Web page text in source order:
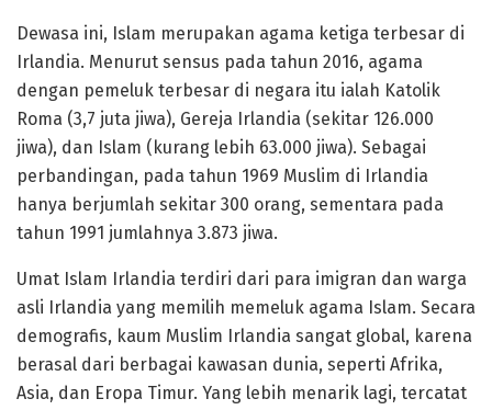
Dewasa ini, Islam merupakan agama ketiga terbesar di
Irlandia. Menurut sensus pada tahun 2016, agama
dengan pemeluk terbesar di negara itu ialah Katolik
Roma (3,7 juta jiwa), Gereja Irlandia (sekitar 126.000
jiwa), dan Islam (kurang lebih 63.000 jiwa). Sebagai
perbandingan, pada tahun 1969 Muslim di Irlandia
hanya berjumlah sekitar 300 orang, sementara pada
tahun 1991 jumlahnya 3.873 jiwa.
Umat Islam Irlandia terdiri dari para imigran dan warga
asli Irlandia yang memilih memeluk agama Islam. Secara
demografis, kaum Muslim Irlandia sangat global, karena
berasal dari berbagai kawasan dunia, seperti Afrika,
Asia, dan Eropa Timur. Yang lebih menarik lagi, tercatat